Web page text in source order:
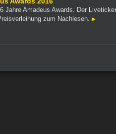
Jahre Amadeus Awards. Der
zum Nachlesen.